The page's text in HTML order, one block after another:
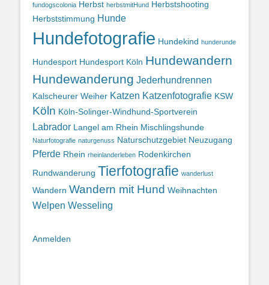
fundogscolonia Herbst herbstmitHund Herbstshooting
Herbststimmung Hunde
Hundefotografie Hundekind hunderunde
Hundesport Hundesport Köln Hundewandern
Hundewanderung Jederhundrennen
Kalscheurer Weiher Katzen Katzenfotografie KSW
Köln Köln-Solinger-Windhund-Sportverein
Labrador Langel am Rhein Mischlingshunde
Naturfotografie naturgenuss Naturschutzgebiet Neuzugang
Pferde Rhein rheinlanderleben Rodenkirchen
Rundwanderung Tierfotografie wanderlust
Wandern Wandern mit Hund Weihnachten
Welpen Wesseling
Anmelden